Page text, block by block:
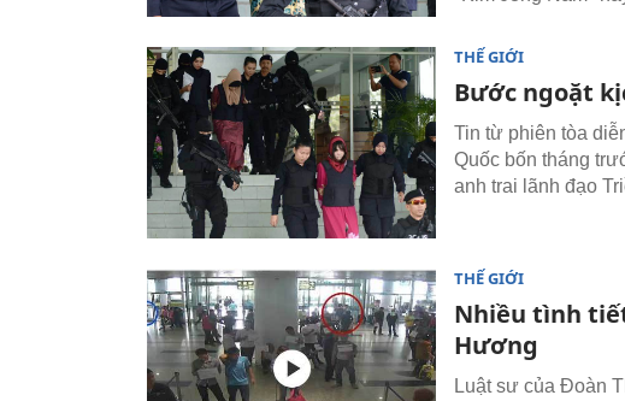
THẾ GIỚI
Bước ngoặt
Tin từ phiên tòa
Quốc bốn tháng
anh trai lãnh đạo
THẾ GIỚI
Nhiều tình
Hương
Luật sư của Đoàn